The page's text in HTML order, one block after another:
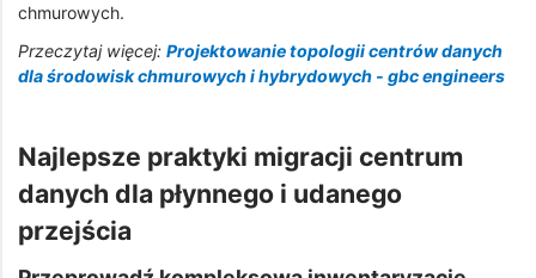
chmurowych.
Przeczytaj więcej: Projektowanie topologii centrów danych
dla środowisk chmurowych i hybrydowych - gbc engineers
Najlepsze praktyki migracji centrum
danych dla płynnego i udanego
przejścia